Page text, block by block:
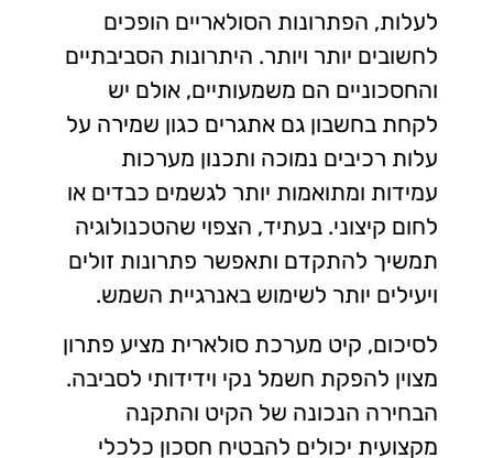
לעלות, הפתרונות הסולאריים הופכים
לחשובים יותר ויותר. היתרונות הסביבתיים
והחסכוניים הם משמעותיים, אולם יש
לקחת בחשבון גם אתגרים כגון שמירה על
עלות רכיבים נמוכה ותכנון מערכות
עמידות ומתואמות יותר לגשמים כבדים או
לחום קיצוני. בעתיד, הצפוי שהטכנולוגיה
תמשיך להתקדם ותאפשר פתרונות זולים
ויעילים יותר לשימוש באנרגיית השמש.
לסיכום, קיט מערכת סולארית מציע פתרון
מצוין להפקת חשמל נקי וידידותי לסביבה.
הבחירה הנכונה של הקיט והתקנה
מקצועית יכולים להבטיח חסכון כלכלי